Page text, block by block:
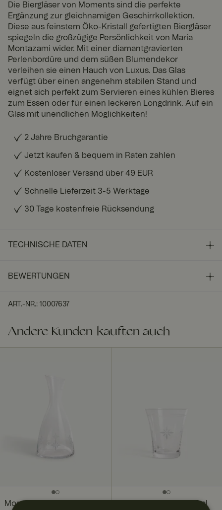
Die Biergläser von Moments sind die perfekte
Ergänzung zur gleichnamigen Geschirrkollektion.
Diese aus feinstem Öko-Kristall gefertigten Biergläser
spiegeln die großzügige Persönlichkeit von Maria
Montazami wider. Mit einer diamantgravierten
Perlenbordüre und dem süßen Blumendekor
verleihen sie einen Hauch von Luxus. Das Glas
verfügt über einen angenehm stabilen Stand und
eignet sich perfekt zum Servieren eines kühlen Bieres
zum Essen oder für einen leckeren Longdrink. Auf ein
Glas mit unendlichen Möglichkeiten!
2 Jahre Bruchgarantie
Jetzt kaufen & bequem in Raten zahlen
Kostenloser Versand über 49 EUR
Schnelle Lieferzeit 3-5 Werktage
30 Tage kostenfreie Rücksendung
TECHNISCHE DATEN
BEWERTUNGEN
ART.-NR.: 10007637
Andere Kunden kauften auch
Moments Karaffe 1 l Moments Trinkglas 25 cl